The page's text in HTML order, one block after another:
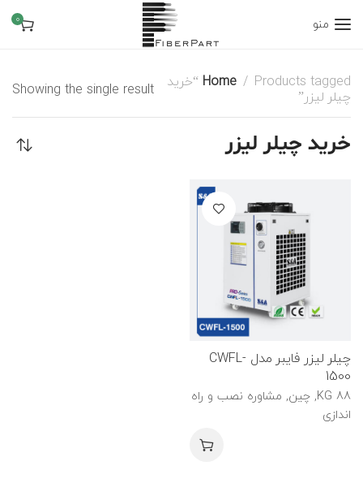
منو 0
Home Products tagged “خرید
چیلر لیزر” Showing the single result
خرید چیلر لیزر
چیلر لیزر فایبر مدل CWFL-
1500
88 KG, چین, مشاوره نصب و راه
اندازی